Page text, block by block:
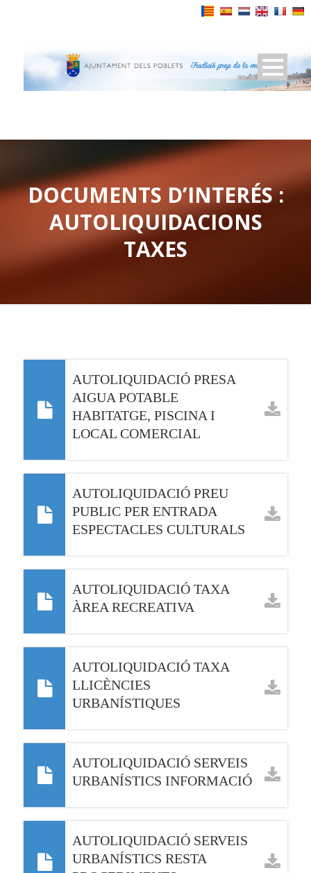
DOCUMENTS D’INTERÉS :
AUTOLIQUIDACIONS
TAXES
AUTOLIQUIDACIÓ PRESA
AIGUA POTABLE
HABITATGE, PISCINA I
LOCAL COMERCIAL
AUTOLIQUIDACIÓ PREU
PUBLIC PER ENTRADA
ESPECTACLES CULTURALS
AUTOLIQUIDACIÓ TAXA
ÀREA RECREATIVA
AUTOLIQUIDACIÓ TAXA
LLICÈNCIES
URBANÍSTIQUES
AUTOLIQUIDACIÓ SERVEIS
URBANÍSTICS INFORMACIÓ
AUTOLIQUIDACIÓ SERVEIS
URBANÍSTICS RESTA